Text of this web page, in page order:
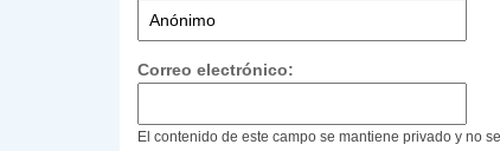
Correo electrónico:
El contenido de este campo se mantiene privado y no